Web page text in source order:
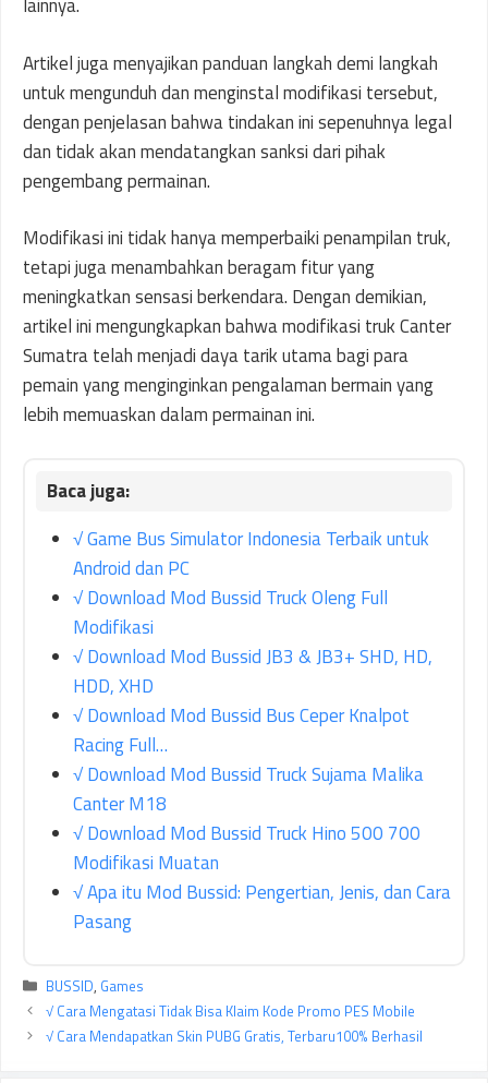
Artikel juga menyajikan panduan langkah demi langkah
untuk mengunduh dan menginstal modifikasi tersebut,
dengan penjelasan bahwa tindakan ini sepenuhnya legal
dan tidak akan mendatangkan sanksi dari pihak
pengembang permainan.
Modifikasi ini tidak hanya memperbaiki penampilan truk,
tetapi juga menambahkan beragam fitur yang
meningkatkan sensasi berkendara. Dengan demikian,
artikel ini mengungkapkan bahwa modifikasi truk Canter
Sumatra telah menjadi daya tarik utama bagi para
pemain yang menginginkan pengalaman bermain yang
lebih memuaskan dalam permainan ini.
√ Game Bus Simulator Indonesia Terbaik untuk
Android dan PC
√ Download Mod Bussid Truck Oleng Full
Modifikasi
√ Download Mod Bussid JB3 & JB3+ SHD, HD,
HDD, XHD
√ Download Mod Bussid Bus Ceper Knalpot
Racing Full…
√ Download Mod Bussid Truck Sujama Malika
Canter M18
√ Download Mod Bussid Truck Hino 500 700
Modifikasi Muatan
√ Apa itu Mod Bussid: Pengertian, Jenis, dan Cara
Pasang
Kategori
BUSSID, Games
√ Cara Mengatasi Tidak Bisa Klaim Kode Promo PES Mobile
√ Cara Mendapatkan Skin PUBG Gratis, Terbaru100% Berhasil